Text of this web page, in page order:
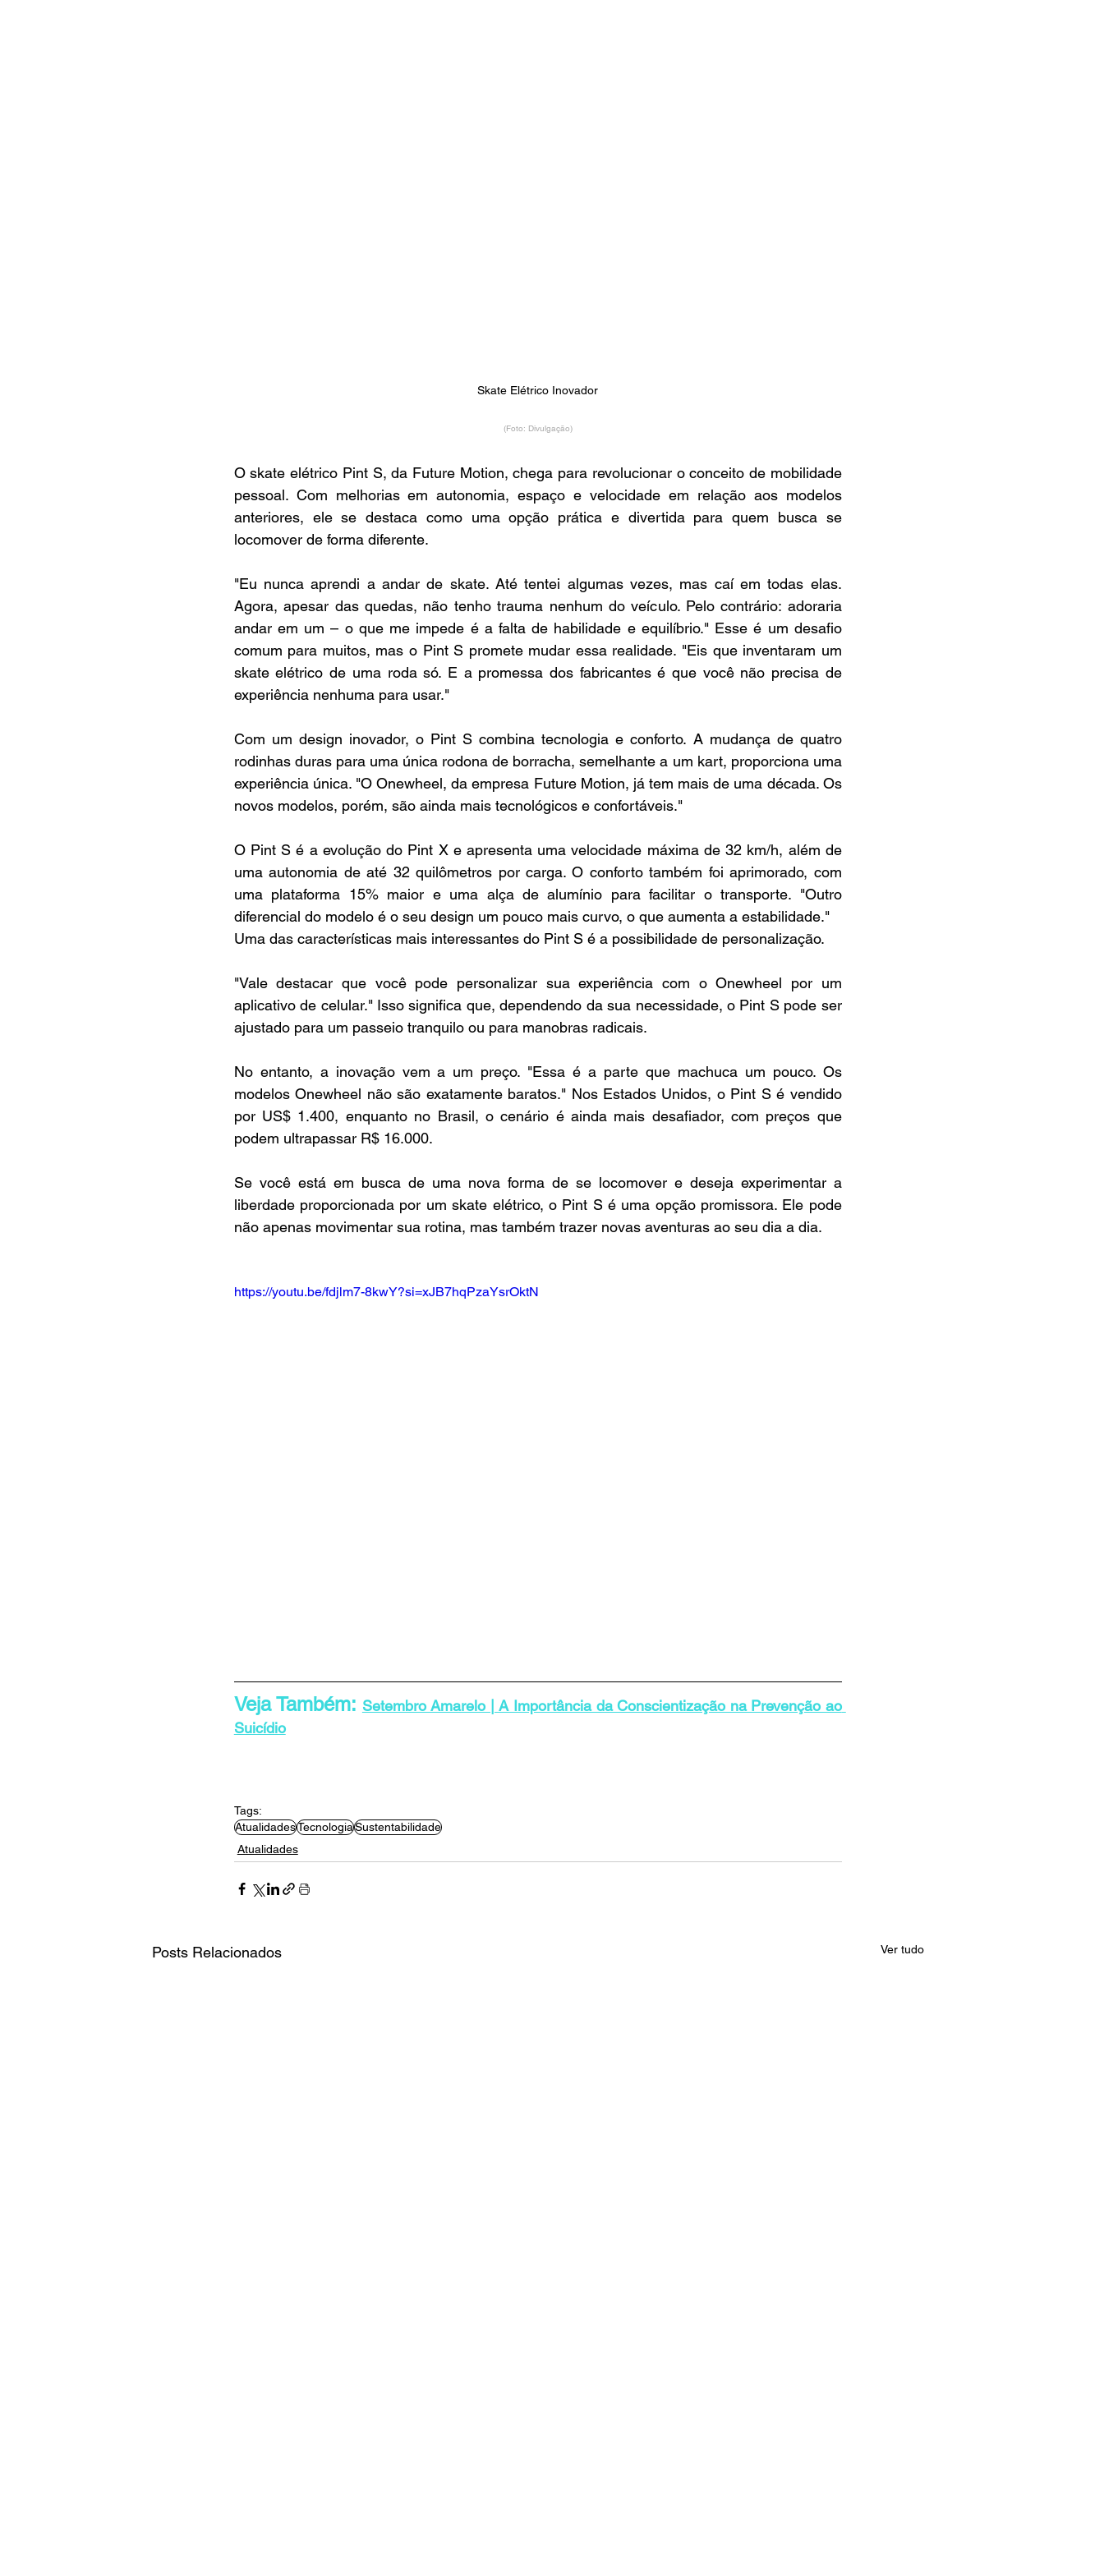
Skate Elétrico Inovador
(Foto: Divulgação)
O skate elétrico Pint S, da Future Motion, chega para revolucionar o conceito de mobilidade
pessoal. Com melhorias em autonomia, espaço e velocidade em relação aos modelos
anteriores, ele se destaca como uma opção prática e divertida para quem busca se
locomover de forma diferente.
"Eu nunca aprendi a andar de skate. Até tentei algumas vezes, mas caí em todas elas.
Agora, apesar das quedas, não tenho trauma nenhum do veículo. Pelo contrário: adoraria
andar em um – o que me impede é a falta de habilidade e equilíbrio." Esse é um desafio
comum para muitos, mas o Pint S promete mudar essa realidade. "Eis que inventaram um
skate elétrico de uma roda só. E a promessa dos fabricantes é que você não precisa de
experiência nenhuma para usar."
Com um design inovador, o Pint S combina tecnologia e conforto. A mudança de quatro
rodinhas duras para uma única rodona de borracha, semelhante a um kart, proporciona uma
experiência única. "O Onewheel, da empresa Future Motion, já tem mais de uma década. Os
novos modelos, porém, são ainda mais tecnológicos e confortáveis."
O Pint S é a evolução do Pint X e apresenta uma velocidade máxima de 32 km/h, além de
uma autonomia de até 32 quilômetros por carga. O conforto também foi aprimorado, com
uma plataforma 15% maior e uma alça de alumínio para facilitar o transporte. "Outro
diferencial do modelo é o seu design um pouco mais curvo, o que aumenta a estabilidade."
Uma das características mais interessantes do Pint S é a possibilidade de personalização.
"Vale destacar que você pode personalizar sua experiência com o Onewheel por um
aplicativo de celular." Isso significa que, dependendo da sua necessidade, o Pint S pode ser
ajustado para um passeio tranquilo ou para manobras radicais.
No entanto, a inovação vem a um preço. "Essa é a parte que machuca um pouco. Os
modelos Onewheel não são exatamente baratos." Nos Estados Unidos, o Pint S é vendido
por US$ 1.400, enquanto no Brasil, o cenário é ainda mais desafiador, com preços que
podem ultrapassar R$ 16.000.
Se você está em busca de uma nova forma de se locomover e deseja experimentar a
liberdade proporcionada por um skate elétrico, o Pint S é uma opção promissora. Ele pode
não apenas movimentar sua rotina, mas também trazer novas aventuras ao seu dia a dia.
https://youtu.be/fdjlm7-8kwY?si=xJB7hqPzaYsrOktN
Veja Também: Setembro Amarelo | A Importância da Conscientização na Prevenção ao
Suicídio
Tags:
AtualidadesTecnologiaSustentabilidade
Atualidades
Posts Relacionados Ver tudo